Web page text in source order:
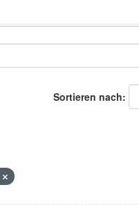
Sortieren nach